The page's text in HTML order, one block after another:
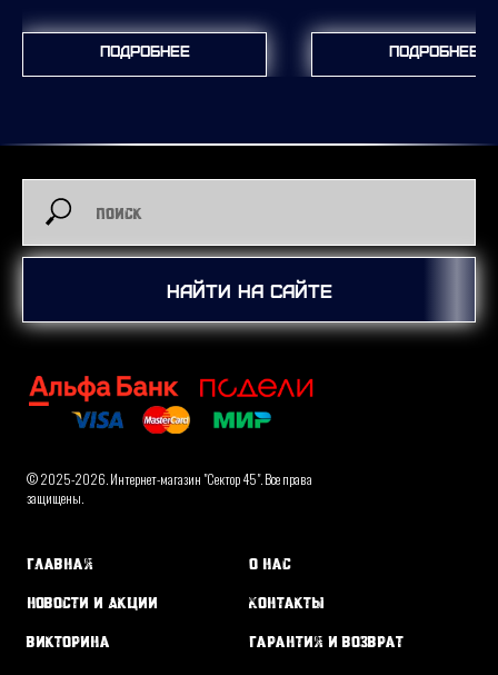
Подробнее Подробнее
Найти на сайте
© 2025-2026. Интернет-магазин "Сектор 45". Все права
защищены.
Главная
Новости и Акции
Викторина
О нас
Контакты
Гарантия и возврат